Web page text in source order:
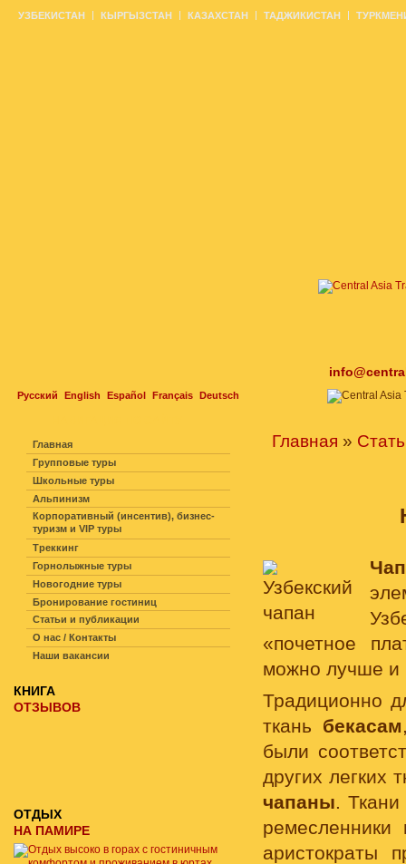
Русский English Español Français Deutsch
УЗБЕКИСТАН КЫРГЫЗСТАН КАЗАХСТАН ТАДЖИКИСТАН
Главная »
«почетное
можно лучше и
Традиционно
ткань бекасам
были
других легких
чапаны.
аристократы
Главная
Групповые туры
Школьные туры
Альпинизм
Корпоративный (инсентив), бизнес-
туризм и VIP туры
Треккинг
Горнолыжные туры
Новогодние туры
Бронирование гостиниц
Статьи и публикации
О нас / Контакты
Наши вакансии
КНИГА
ОТЗЫВОВ
ОТДЫХ
НА ПАМИРЕ